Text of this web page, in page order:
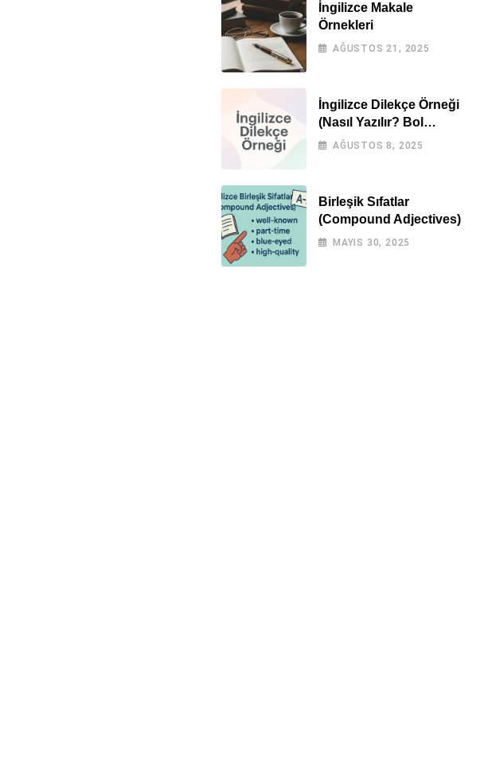
İngilizce Makale
Örnekleri
AĞUSTOS 21, 2025
İngilizce Dilekçe Örneği
(Nasıl Yazılır? Bol
Örnekli)
AĞUSTOS 8, 2025
Birleşik Sıfatlar
(Compound Adjectives)
MAYIS 30, 2025